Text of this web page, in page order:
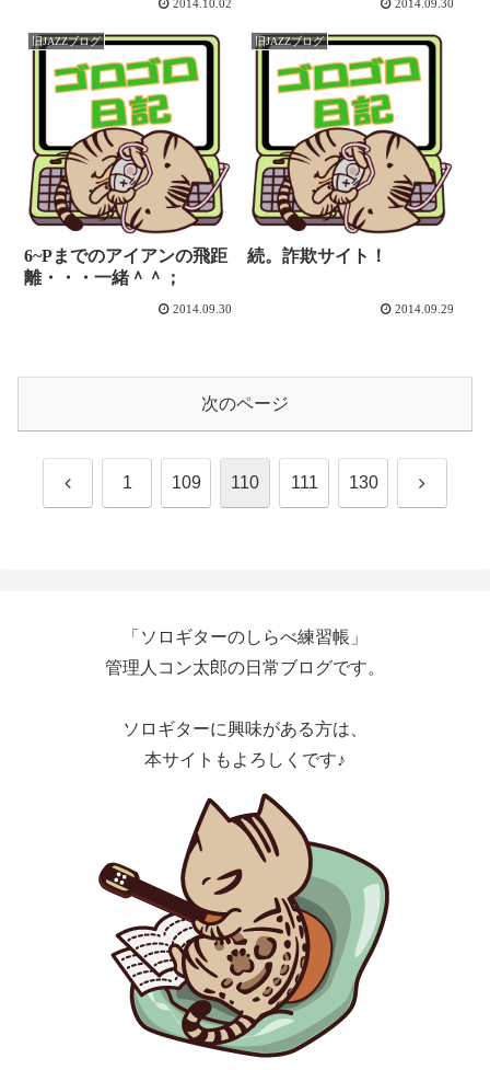
2014.10.02 2014.09.30
旧JAZZブログ
6~Pまでのアイアンの飛距
離・・・一緒＾＾；
2014.09.30
旧JAZZブログ
続。詐欺サイト！
2014.09.29
次のページ
前 1 109 110 111 130 次
「ソロギターのしらべ練習帳」
管理人コン太郎の日常ブログです。
ソロギターに興味がある方は、
本サイトもよろしくです♪